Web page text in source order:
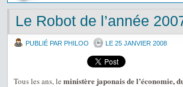
Le Robot de l’année
PUBLIÉ PAR PHILOO LE 25 JANVIER 2008
Tous les ans, le ministère japonais de l’économie,